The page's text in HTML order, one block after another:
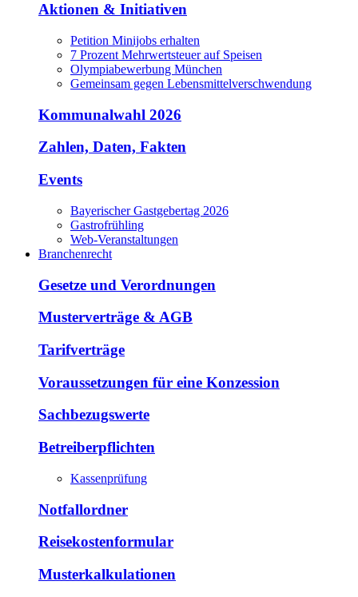
Aktionen & Initiativen
Petition Minijobs erhalten
7 Prozent Mehrwertsteuer auf Speisen
Olympiabewerbung München
Gemeinsam gegen Lebensmittelverschwendung
Kommunalwahl 2026
Zahlen, Daten, Fakten
Events
Bayerischer Gastgebertag 2026
Gastrofrühling
Web-Veranstaltungen
Branchenrecht
Gesetze und Verordnungen
Musterverträge & AGB
Tarifverträge
Voraussetzungen für eine Konzession
Sachbezugswerte
Betreiberpflichten
Kassenprüfung
Notfallordner
Reisekostenformular
Musterkalkulationen